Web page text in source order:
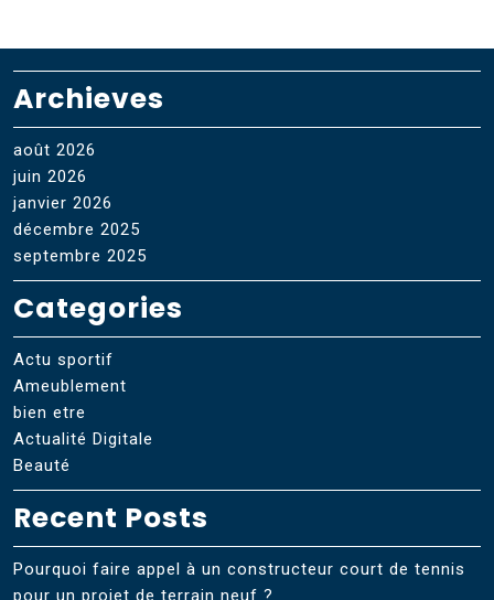
Archieves
août 2026
juin 2026
janvier 2026
décembre 2025
septembre 2025
Categories
Actu sportif
Ameublement
bien etre
Actualité Digitale
Beauté
Recent Posts
Pourquoi faire appel à un constructeur court de tennis
pour un projet de terrain neuf ?